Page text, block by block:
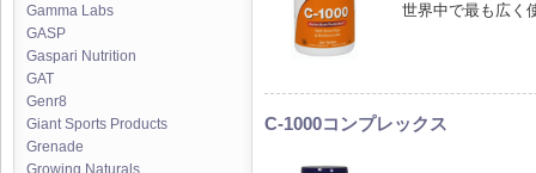
Gamma Labs
GASP
Gaspari Nutrition
GAT
Genr8
Giant Sports Products
Grenade
世界中で最も広く
C-1000コンプレックス